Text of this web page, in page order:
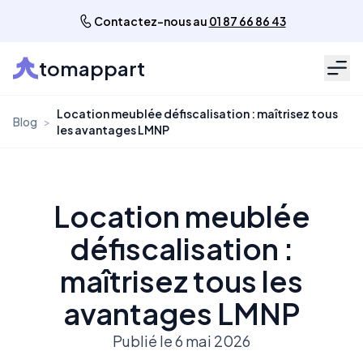
Contactez-nous au 01 87 66 86 43
tomappart
Blog >
Location meublée défiscalisation : maîtrisez tous
les avantages LMNP
Location meublée
défiscalisation :
maîtrisez tous les
avantages LMNP
Publié le 6 mai 2026